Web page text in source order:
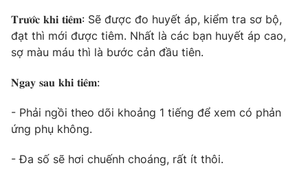
Sản phẩm
Thị trường
Tư vấn
Giao lưu trực tuyến
Lịch phát sóng
Chuyên mục khác
Emagazine
𝐓𝐫𝐮̛𝐨̛́𝐜 𝐤𝐡𝐢 𝐭𝐢𝐞̂𝐦: Sẽ được đo huyết áp, kiểm tra sơ bộ,
đạt thì mới được tiêm. Nhất là các bạn huyết áp cao,
sợ màu máu thì là bước cản đầu tiên.
𝐍𝐠𝐚𝐲 𝐬𝐚𝐮 𝐤𝐡𝐢 𝐭𝐢𝐞̂𝐦:
- Phải ngồi theo dõi khoảng 1 tiếng để xem có phản
ứng phụ không.
- Đa số sẽ hơi chuếnh choáng, rất ít thôi.